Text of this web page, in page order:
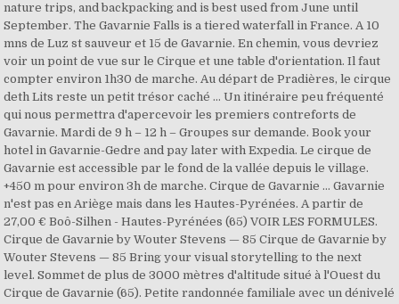
nature trips, and backpacking and is best used from June until
September. The Gavarnie Falls is a tiered waterfall in France. A 10
mns de Luz st sauveur et 15 de Gavarnie. En chemin, vous devriez
voir un point de vue sur le Cirque et une table d'orientation. Il faut
compter environ 1h30 de marche. Au départ de Pradières, le cirque
deth Lits reste un petit trésor caché … Un itinéraire peu fréquenté
qui nous permettra d'apercevoir les premiers contreforts de
Gavarnie. Mardi de 9 h – 12 h – Groupes sur demande. Book your
hotel in Gavarnie-Gedre and pay later with Expedia. Le cirque de
Gavarnie est accessible par le fond de la vallée depuis le village.
+450 m pour environ 3h de marche. Cirque de Gavarnie … Gavarnie
n'est pas en Ariège mais dans les Hautes-Pyrénées. A partir de
27,00 € Boô-Silhen - Hautes-Pyrénées (65) VOIR LES FORMULES.
Cirque de Gavarnie by Wouter Stevens — 85 Cirque de Gavarnie by
Wouter Stevens — 85 Bring your visual storytelling to the next
level. Sommet de plus de 3000 mètres d'altitude situé à l'Ouest du
Cirque de Gavarnie (65). Petite randonnée familiale avec un dénivelé